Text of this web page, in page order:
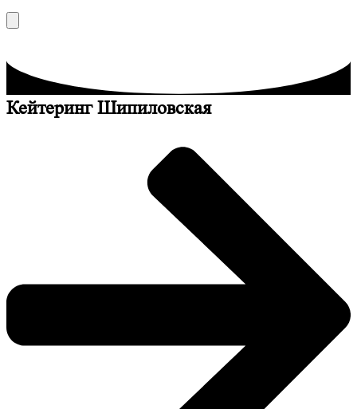
Кейтеринг Шипиловская